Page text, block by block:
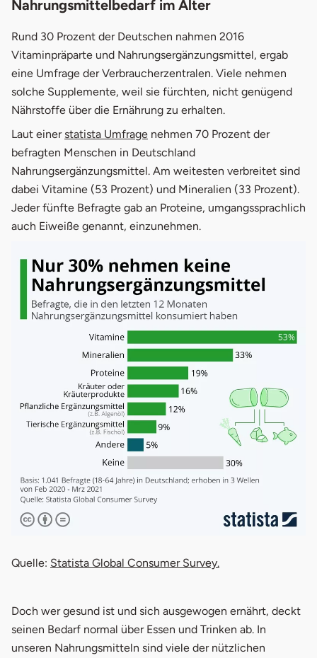
Nahrungsmittelbedarf im Alter
Rund 30 Prozent der Deutschen nahmen 2016
Vitaminpräparte und Nahrungsergänzungsmittel, ergab
eine Umfrage der Verbraucherzentralen. Viele nehmen
solche Supplemente, weil sie fürchten, nicht genügend
Nährstoffe über die Ernährung zu erhalten.
Laut einerstatista Umfrageöffnet in neuem Fenster
nehmen 70 Prozent der
befragten Menschen in Deutschland
Nahrungsergänzungsmittel. Am weitesten verbreitet sind
dabei Vitamine (53 Prozent) und Mineralien (33 Prozent).
Jeder fünfte Befragte gab an Proteine, umgangssprachlich
auch Eiweiße genannt, einzunehmen.
öffnet in neuem Fenster
Quelle: Statista Global Consumer Survey.öffnet in neuem
Doch wer gesund ist und sich ausgewogen ernährt, deckt
seinen Bedarf normal über Essen und Trinken ab. In
unseren Nahrungsmitteln sind viele der nützlichen